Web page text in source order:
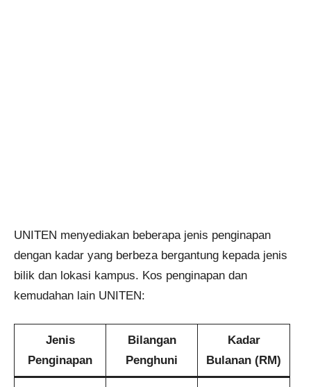
UNITEN menyediakan beberapa jenis penginapan
dengan kadar yang berbeza bergantung kepada jenis
bilik dan lokasi kampus. Kos penginapan dan
kemudahan lain UNITEN:
Jenis
Penginapan
Bilangan
Penghuni
Kadar
Bulanan (RM)